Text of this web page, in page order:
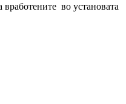
во установата